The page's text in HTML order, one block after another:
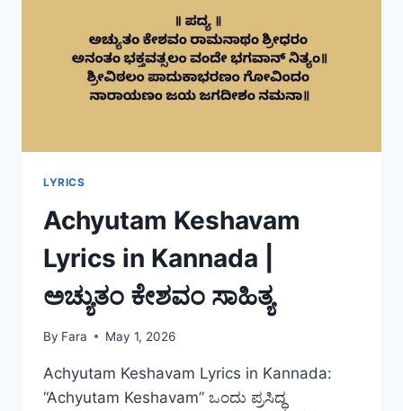
LYRICS
Achyutam Keshavam
Lyrics in Kannada |
ಅಚ್ಯುತಂ ಕೇಶವಂ ಸಾಹಿತ್ಯ
By Fara May 1, 2026
Achyutam Keshavam Lyrics in Kannada:
“Achyutam Keshavam” ಒಂದು ಪ್ರಸಿದ್ಧ